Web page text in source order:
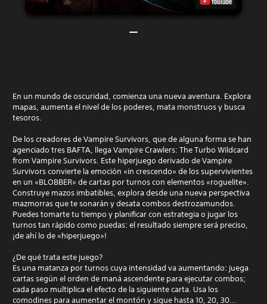
En un mundo de oscuridad, comienza una nueva aventura. Explora
mapas, aumenta el nivel de los poderes, mata monstruos y busca
tesoros.
De los creadores de Vampire Survivors, que de alguna forma se han
agenciado tres BAFTA, llega Vampire Crawlers: The Turbo Wildcard
from Vampire Survivors. Este hiperjuego derivado de Vampire
Survivors convierte la emoción «in crescendo» de los supervivientes
en un «BLOBBER» de cartas por turnos con elementos «roguelite».
Construye mazos imbatibles, explora desde una nueva perspectiva
mazmorras que te sonarán y desata combos destrozamundos.
Puedes tomarte tu tiempo y planificar con estrategia o jugar los
turnos tan rápido como puedas: el resultado siempre será preciso,
¡de ahí lo de «hiperjuego»!
¿De qué trata este juego?
Es una matanza por turnos cuya intensidad va aumentando: juega
cartas según el orden de maná ascendente para ejecutar combos;
cada paso multiplica el efecto de la siguiente carta. Usa los
comodines para aumentar el montón y sigue hasta 10, 20, 30...